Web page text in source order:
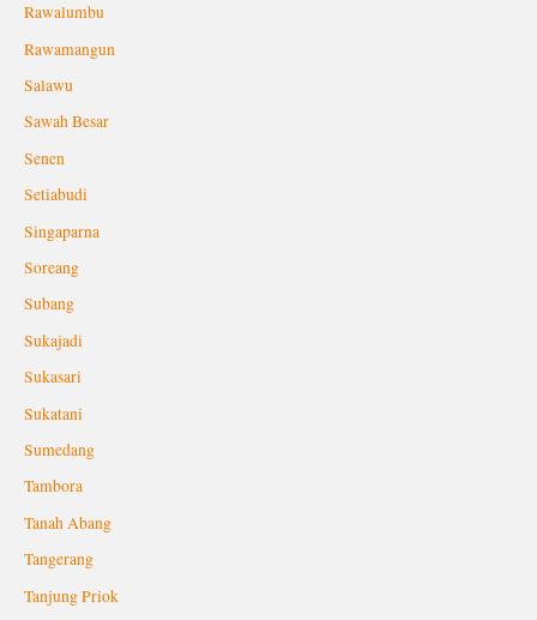
Rawalumbu
Rawamangun
Salawu
Sawah Besar
Senen
Setiabudi
Singaparna
Soreang
Subang
Sukajadi
Sukasari
Sukatani
Sumedang
Tambora
Tanah Abang
Tangerang
Tanjung Priok